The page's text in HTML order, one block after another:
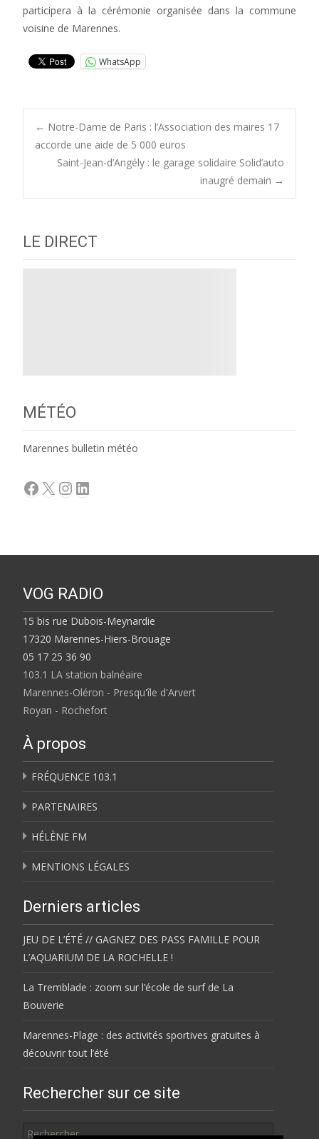
participera à la cérémonie organisée dans la commune
voisine de Marennes.
WhatsApp
Post
navigation
← Notre-Dame de Paris : l’Association des maires 17
accorde une aide de 5 000 euros
Saint-Jean-d’Angély : le garage solidaire Solid’auto
inaugré demain →
LE DIRECT
MÉTÉO
Marennes bulletin météo
Facebook
X Instagram
LinkedIn
VOG RADIO
15 bis rue Dubois-Meynardie
17320 Marennes-Hiers-Brouage
05 17 25 36 90
103.1 LA station balnéaire
Marennes-Oléron - Presqu'île d'Arvert
Royan - Rochefort
À propos
FRÉQUENCE 103.1
PARTENAIRES
HÉLÈNE FM
MENTIONS LÉGALES
Derniers articles
JEU DE L’ÉTÉ // GAGNEZ DES PASS FAMILLE POUR
L’AQUARIUM DE LA ROCHELLE !
La Tremblade : zoom sur l’école de surf de La
Bouverie
Marennes-Plage : des activités sportives gratuites à
découvrir tout l’été
Rechercher sur ce site